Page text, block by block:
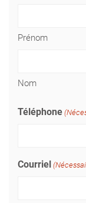
Prénom
Nom
Téléphone
Courriel